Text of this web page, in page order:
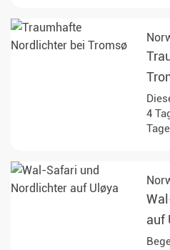
des
4
Ort
die
auf